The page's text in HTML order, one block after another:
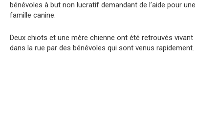
bénévoles à but non lucratif demandant de l’aide pour une
famille canine.
Deux chiots et une mère chienne ont été retrouvés vivant
dans la rue par des bénévoles qui sont venus rapidement.